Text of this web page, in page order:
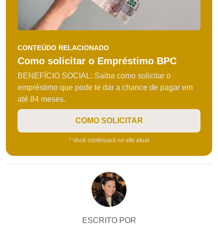
CONTEÚDO RELACIONADO
Como solicitar o Empréstimo BPC
BENEFÍCIO SOCIAL: Saiba como solicitar o
empréstimo que pode te dar a chance de pagar em
até 84 meses.
COMO SOLICITAR
* Você continuará no site atual
ESCRITO POR